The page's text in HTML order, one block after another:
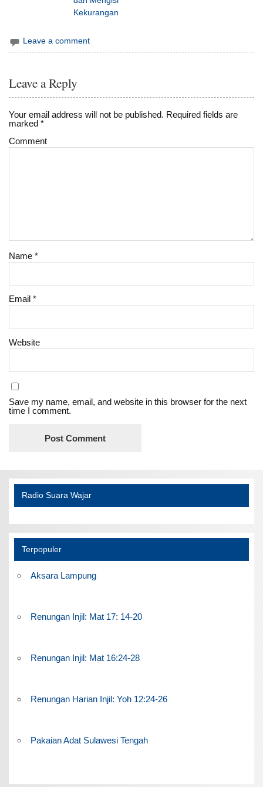
Kekurangan
Leave a comment
Leave a Reply
Your email address will not be published. Required fields are
marked*
Comment
Name*
Email*
Website
Save my name, email, and website in this browser for the next
time I comment.
Radio Suara Wajar
Terpopuler
Aksara Lampung
Renungan Injil: Mat 17: 14-20
Renungan Injil: Mat 16:24-28
Renungan Harian Injil: Yoh 12:24-26
Pakaian Adat Sulawesi Tengah